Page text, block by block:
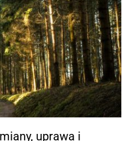
uprawa i